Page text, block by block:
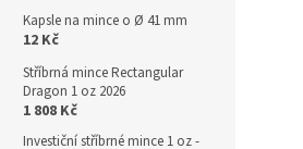
Kapsle na mince o Ø 41 mm
12 Kč
Stříbrná mince Rectangular
Dragon 1 oz 2026
1 808 Kč
Investiční stříbrné mince 1 oz -